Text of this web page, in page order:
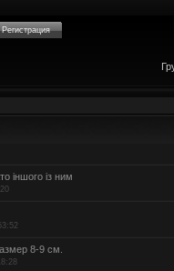
Регистрация
іншого із ним
8-9 см.